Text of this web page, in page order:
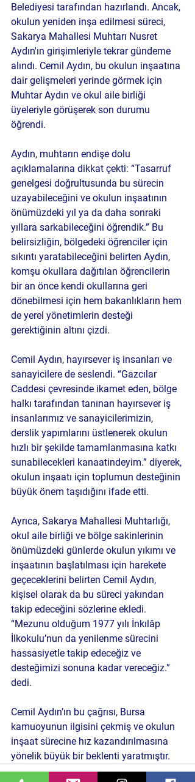
Belediyesi tarafından hazırlandı. Ancak,
okulun yeniden inşa edilmesi süreci,
Sakarya Mahallesi Muhtarı Nusret
Aydın'ın girişimleriyle tekrar gündeme
alındı. Cemil Aydın, bu okulun inşaatına
dair gelişmeleri yerinde görmek için
Muhtar Aydın ve okul aile birliği
üyeleriyle görüşerek son durumu
öğrendi.
Aydın, muhtarın endişe dolu
açıklamalarına dikkat çekti: “Tasarruf
genelgesi doğrultusunda bu sürecin
uzayabileceğini ve okulun inşaatının
önümüzdeki yıl ya da daha sonraki
yıllara sarkabileceğini öğrendik.” Bu
belirsizliğin, bölgedeki öğrenciler için
sıkıntı yaratabileceğini belirten Aydın,
komşu okullara dağıtılan öğrencilerin
bir an önce kendi okullarına geri
dönebilmesi için hem bakanlıkların hem
de yerel yönetimlerin desteği
gerektiğinin altını çizdi.
Cemil Aydın, hayırsever iş insanları ve
sanayicilere de seslendi. “Gazcılar
Caddesi çevresinde ikamet eden, bölge
halkı tarafından tanınan hayırsever iş
insanlarımız ve sanayicilerimizin,
derslik yapımlarını üstlenerek okulun
hızlı bir şekilde tamamlanmasına katkı
sunabilecekleri kanaatindeyim.” diyerek,
okulun inşaatı için toplumun desteğinin
büyük önem taşıdığını ifade etti.
Ayrıca, Sakarya Mahallesi Muhtarlığı,
okul aile birliği ve bölge sakinlerinin
önümüzdeki günlerde okulun yıkımı ve
inşaatının başlatılması için harekete
geçeceklerini belirten Cemil Aydın,
kişisel olarak da bu süreci yakından
takip edeceğini sözlerine ekledi.
“Mezunu olduğum 1977 yılı İnkılâp
İlkokulu’nun da yenilenme sürecini
hassasiyetle takip edeceğiz ve
desteğimizi sonuna kadar vereceğiz.”
dedi.
Cemil Aydın’ın bu çağrısı, Bursa
kamuoyunun ilgisini çekmiş ve okulun
inşaat sürecine hız kazandırılmasına
yönelik büyük bir beklenti yaratmıştır.